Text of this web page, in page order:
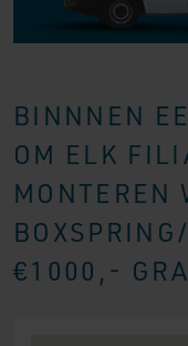
BINNNEN
OM ELK
MONTEREN
€1000,-